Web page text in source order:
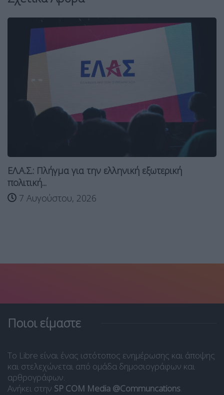
ΕΛ.Α.Σ.: Πλήγμα για την ελληνική εξωτερική
πολιτική...
7 Αυγούστου, 2026
Ποιοι είμαστε
Το Libre είναι ένας ιστότοπος ενημέρωσης και άποψης
και στελεχώνεται από ομάδα δημοσιογράφων και
αρθρογράφων.
Ανήκει στην SP COM Media @Communcations.